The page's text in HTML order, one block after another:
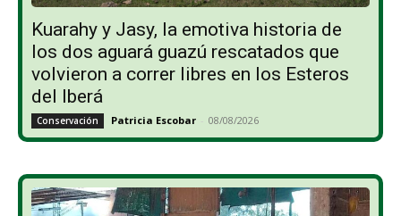
Kuarahy y Jasy, la emotiva historia de
los dos aguará guazú rescatados que
volvieron a correr libres en los Esteros
del Iberá
Conservación Patricia Escobar - 08/08/2026